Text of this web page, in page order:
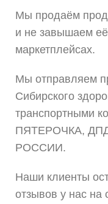
Мы продаём
и не завышаем
маркетплейсах.
Мы отправляем
Сибирского
транспортными
ПЯТЕРОЧКА,
РОССИИ.
Наши клиенты
отзывов у нас на